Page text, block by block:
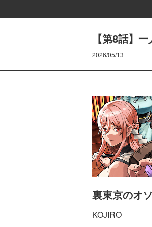
【第8話】
2026/05/13
裏東京のオ
KOJIRO